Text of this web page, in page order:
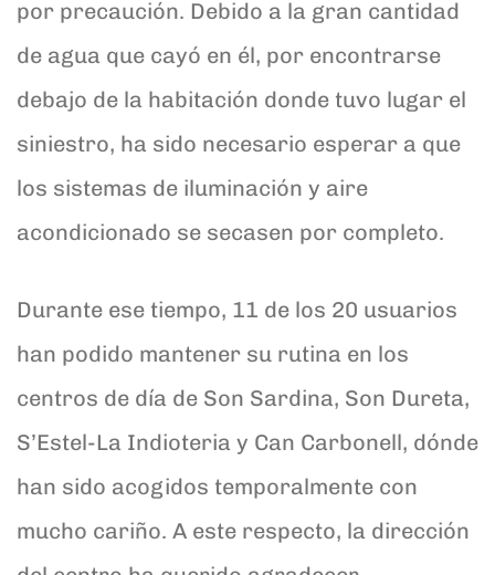
por precaución. Debido a la gran cantidad
de agua que cayó en él, por encontrarse
debajo de la habitación donde tuvo lugar el
siniestro, ha sido necesario esperar a que
los sistemas de iluminación y aire
acondicionado se secasen por completo.
Durante ese tiempo, 11 de los 20 usuarios
han podido mantener su rutina en los
centros de día de Son Sardina, Son Dureta,
S’Estel-La Indioteria y Can Carbonell, dónde
han sido acogidos temporalmente con
mucho cariño. A este respecto, la dirección